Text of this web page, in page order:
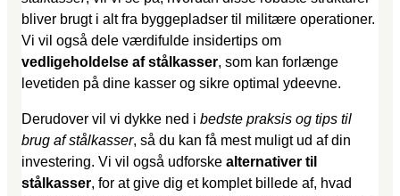
bliver brugt i alt fra byggepladser til militære operationer.
Vi vil også dele værdifulde insidertips om
vedligeholdelse af stålkasser, som kan forlænge
levetiden på dine kasser og sikre optimal ydeevne.
Derudover vil vi dykke ned i bedste praksis og tips til
brug af stålkasser, så du kan få mest muligt ud af din
investering. Vi vil også udforske alternativer til
stålkasser, for at give dig et komplet billede af, hvad